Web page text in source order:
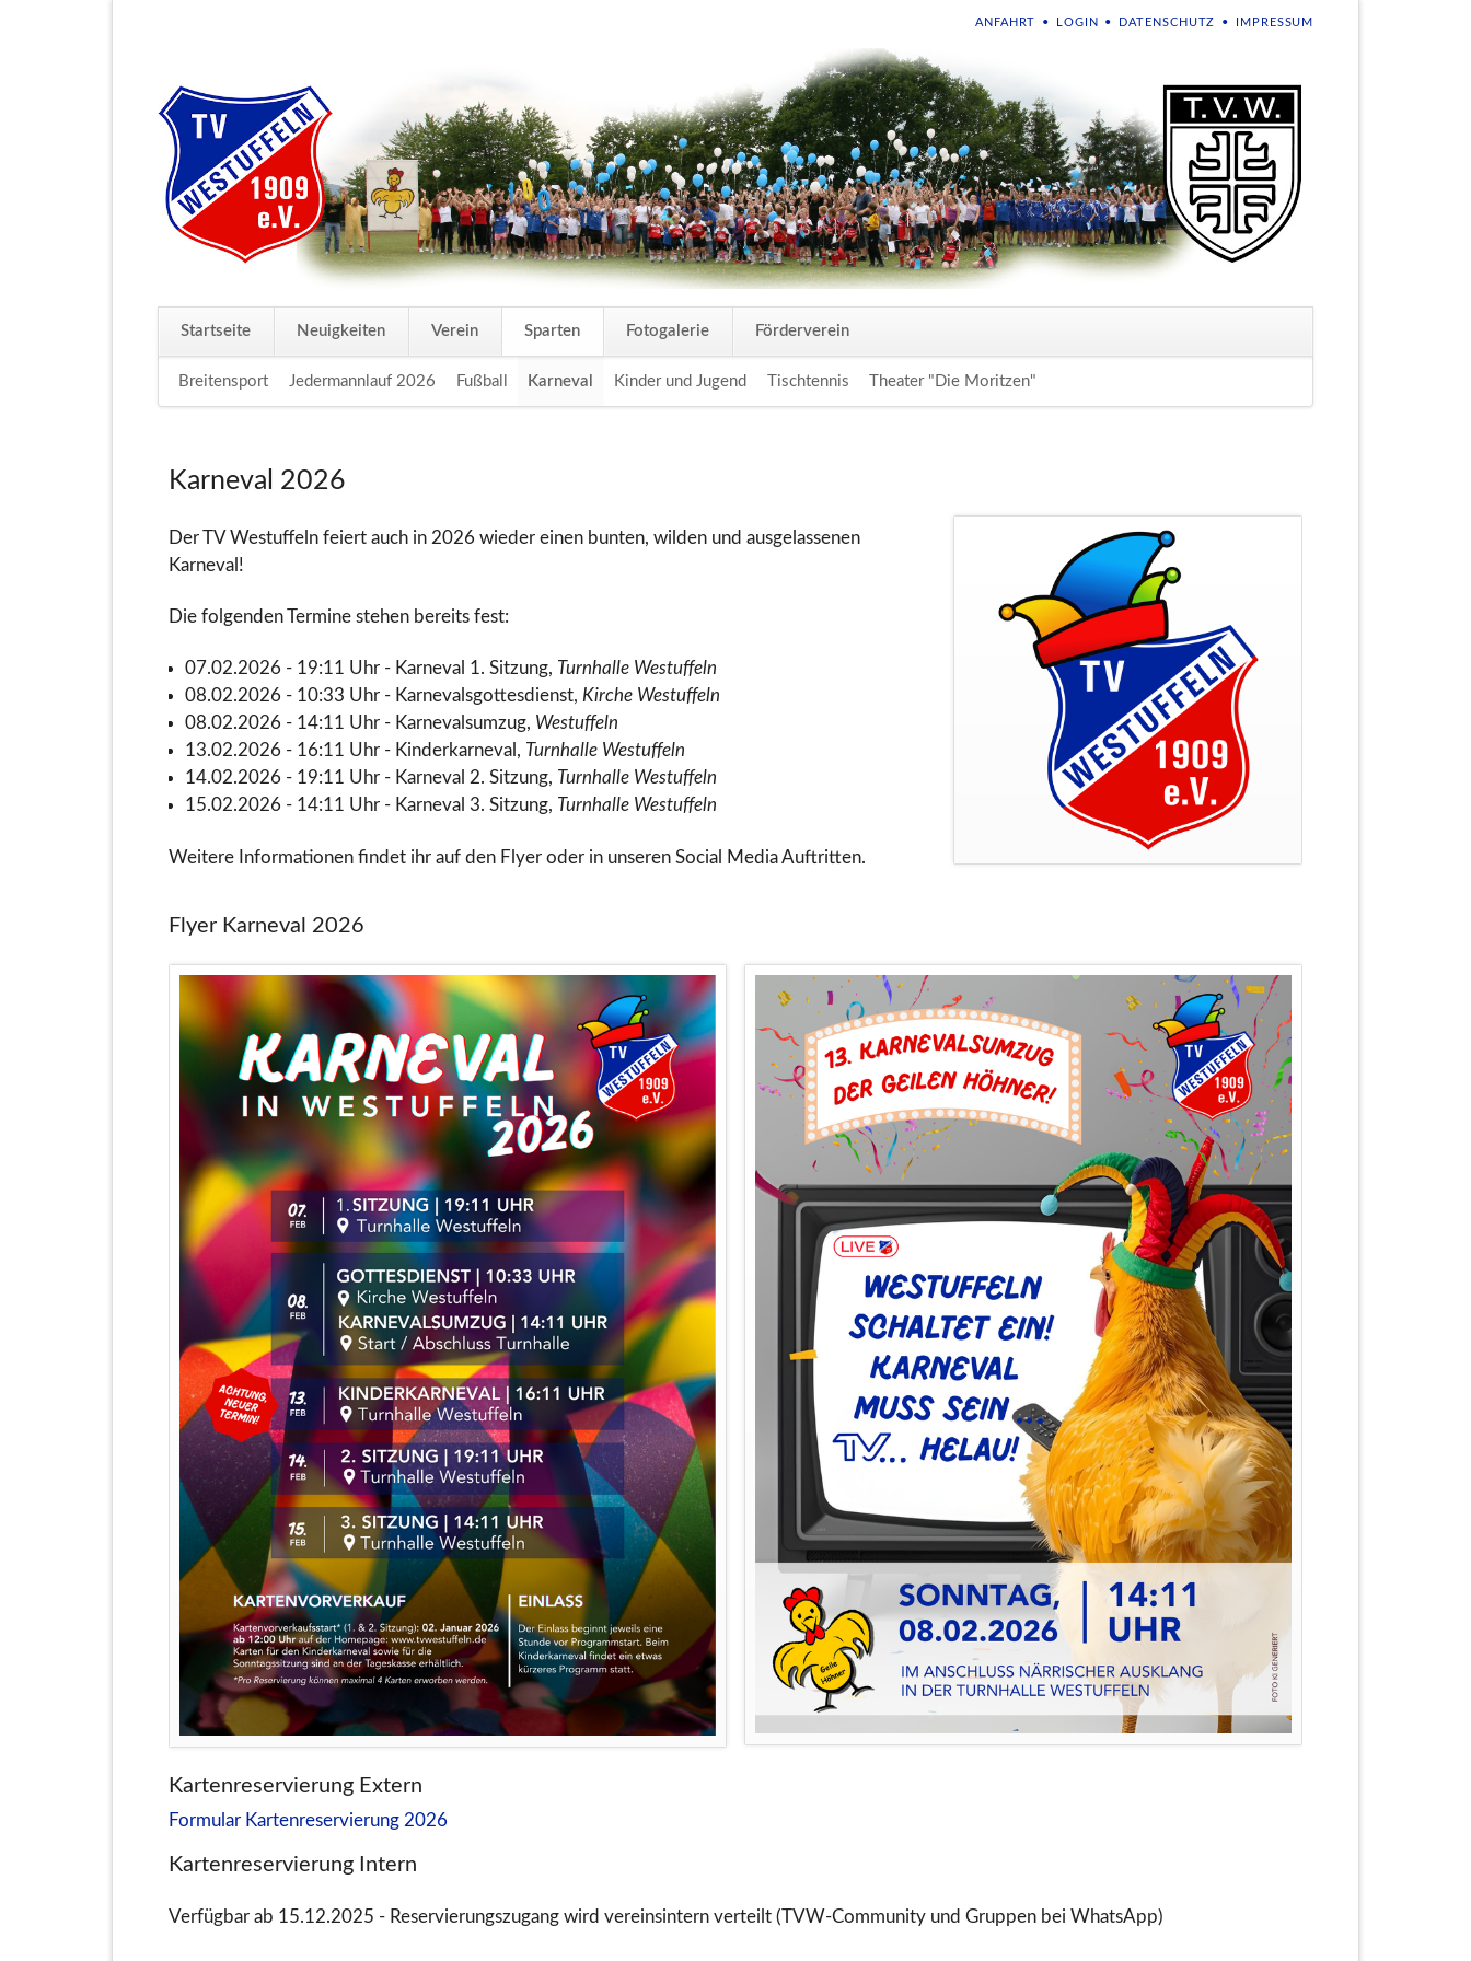
NAVIGATION
ANFAHRT LOGIN DATENSCHUTZ IMPRESSUM
überspringen
Startseite Neuigkeiten Verein Sparten Fotogalerie Förderverein
überspringen
überspringen
Breitensport Jedermannlauf 2026 Fußball Karneval Kinder und Jugend Tischtennis Theater "Die Moritzen"
Karneval 2026
Der TV Westuffeln feiert auch in 2026 wieder einen bunten, wilden und ausgelassenen
Karneval!
Die folgenden Termine stehen bereits fest:
07.02.2026 - 19:11 Uhr - Karneval 1. Sitzung, Turnhalle Westuffeln
08.02.2026 - 10:33 Uhr - Karnevalsgottesdienst, Kirche Westuffeln
08.02.2026 - 14:11 Uhr - Karnevalsumzug, Westuffeln
13.02.2026 - 16:11 Uhr - Kinderkarneval, Turnhalle Westuffeln
14.02.2026 - 19:11 Uhr - Karneval 2. Sitzung, Turnhalle Westuffeln
15.02.2026 - 14:11 Uhr - Karneval 3. Sitzung, Turnhalle Westuffeln
Weitere Informationen findet ihr auf den Flyer oder in unseren Social Media Auftritten.
Flyer Karneval 2026
Kartenreservierung Extern
Formular Kartenreservierung 2026
Kartenreservierung Intern
Verfügbar ab 15.12.2025 - Reservierungszugang wird vereinsintern verteilt (TVW-Community und Gruppen bei WhatsApp)